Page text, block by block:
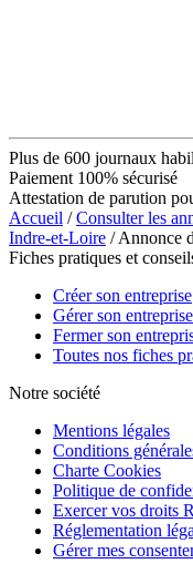
Plus de 600 journaux
Paiement 100% sécurisé
Attestation de parution
Accueil /Consulter les
Indre-et-Loire / Annonce
Fiches pratiques et
Créer son entreprise
Gérer son entreprise
Fermer son
Toutes nos fiches
Notre société
Mentions légales
Conditions
Charte Cookies
Politique de
Exercer vos droits
Réglementation
Gérer mes